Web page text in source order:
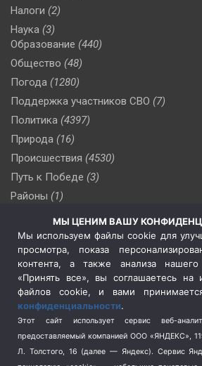
Налоги (2)
Наука (3)
Образование (440)
Общество (48)
Погода (1280)
Поддержка участников СВО (7)
Политика (4397)
Природа (16)
Происшествия (4530)
Путь к Победе (3)
Районы (1)
Сельское хозяйство (3)
Социальная политика
(3)
Спецоперация в Украине
Спецоперация на Украине
(404)
Спорт (740)
Терроризм (1)
МЫ ЦЕНИМ ВАШУ
Мы используем файлы cookie для
просмотра, показа
контента, а также анализа
«Принять все», вы соглашаетесь на
файлов cookie, и вами
конфиденциальности.
Этот сайт использует сервис веб-
предоставляемый компанией ООО «ЯНДЕКС»,
Л. Толстого, 16 (далее — Яндекс). Сервис